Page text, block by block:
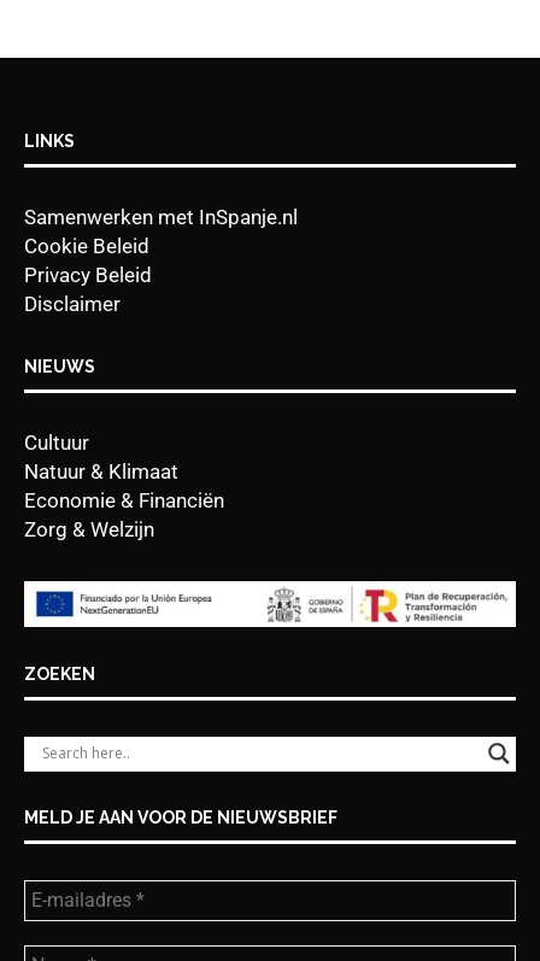
LINKS
Samenwerken met InSpanje.nl
Cookie Beleid
Privacy Beleid
Disclaimer
NIEUWS
Cultuur
Natuur & Klimaat
Economie & Financiën
Zorg & Welzijn
ZOEKEN
MELD JE AAN VOOR DE NIEUWSBRIEF